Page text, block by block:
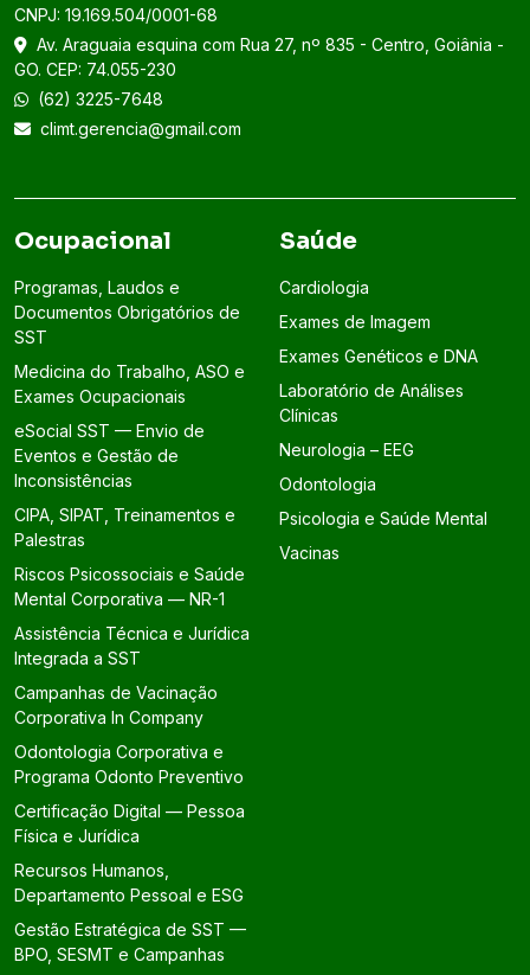
CNPJ: 19.169.504/0001-68
Av. Araguaia esquina com Rua 27, nº 835 - Centro, Goiânia -
GO. CEP: 74.055-230
(62) 3225-7648
climt.gerencia@gmail.com
Ocupacional
Programas, Laudos e
Documentos Obrigatórios de
SST
Medicina do Trabalho, ASO e
Exames Ocupacionais
eSocial SST — Envio de
Eventos e Gestão de
Inconsistências
CIPA, SIPAT, Treinamentos e
Palestras
Riscos Psicossociais e Saúde
Mental Corporativa — NR-1
Assistência Técnica e Jurídica
Integrada a SST
Campanhas de Vacinação
Corporativa In Company
Odontologia Corporativa e
Programa Odonto Preventivo
Certificação Digital — Pessoa
Física e Jurídica
Recursos Humanos,
Departamento Pessoal e ESG
Gestão Estratégica de SST —
BPO, SESMT e Campanhas
Saúde
Cardiologia
Exames de Imagem
Exames Genéticos e DNA
Laboratório de Análises
Clínicas
Neurologia – EEG
Odontologia
Psicologia e Saúde Mental
Vacinas